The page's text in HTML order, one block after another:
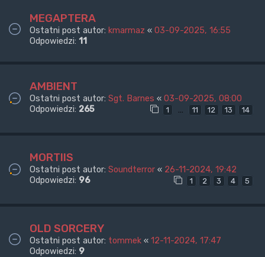
MEGAPTERA
Ostatni post autor: kmarmaz « 03-09-2025, 16:55
Odpowiedzi: 11
AMBIENT
Ostatni post autor: Sgt. Barnes « 03-09-2025, 08:00
Odpowiedzi: 265 1 … 11 12 13 14
MORTIIS
Ostatni post autor: Soundterror « 26-11-2024, 19:42
Odpowiedzi: 96 1 2 3 4 5
OLD SORCERY
Ostatni post autor: tommek « 12-11-2024, 17:47
Odpowiedzi: 9